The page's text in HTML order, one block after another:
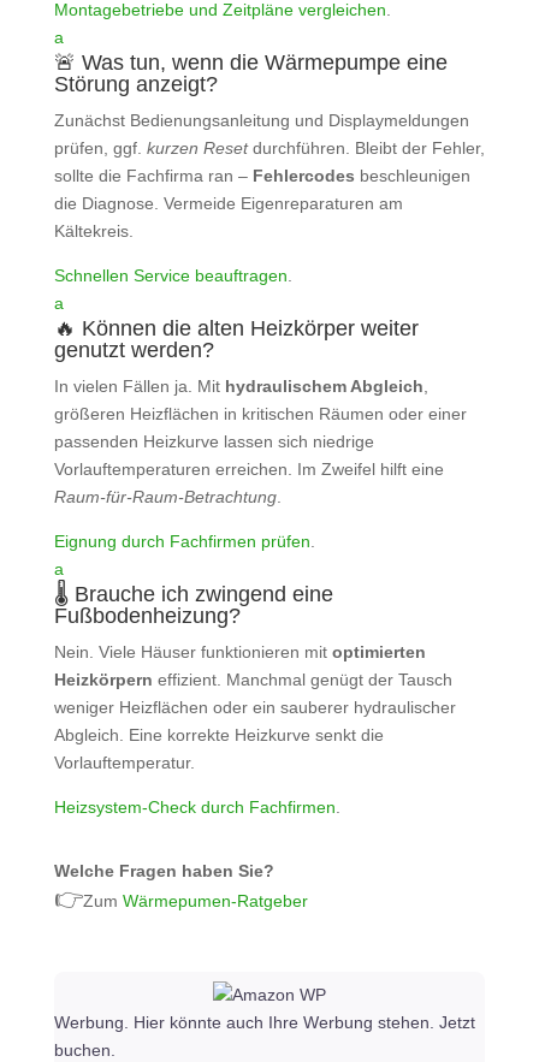
Montagebetriebe und Zeitpläne vergleichen
a
🚨 Was tun, wenn die Wärmepumpe eine
Störung anzeigt?
Zunächst Bedienungsanleitung und Displaymeldungen
prüfen, ggf. kurzen Resetdurchführen. Bleibt der Fehler,
sollte die Fachfirma ran – Fehlercodes beschleunigen
die Diagnose. Vermeide Eigenreparaturen am
Kältekreis.
Schnellen Service beauftragen
a
🔥 Können die alten Heizkörper weiter
genutzt werden?
In vielen Fällen ja. Mit hydraulischem Abgleich
größeren Heizflächen in kritischen Räumen oder einer
passenden Heizkurve lassen sich niedrige
Vorlauftemperaturen erreichen. Im Zweifel hilft eine
Raum‑für‑Raum‑Betrachtung.
Eignung durch Fachfirmen prüfen
a
🌡️ Brauche ich zwingend eine
Fußbodenheizung?
Nein. Viele Häuser funktionieren mit optimierten
Heizkörpern effizient. Manchmal genügt der Tausch
weniger Heizflächen oder ein sauberer hydraulischer
Abgleich. Eine korrekte Heizkurve senkt die
Vorlauftemperatur.
Heizsystem‑Check durch Fachfirmen
Welche Fragen haben Sie?
👉Zum Wärmepumen-Ratgeber
Werbung. Hier könnte auch Ihre Werbung stehen. Jetzt
buchen.